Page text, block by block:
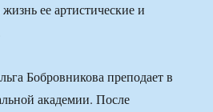
ее артистические и
Бобровникова преподает в
академии. После